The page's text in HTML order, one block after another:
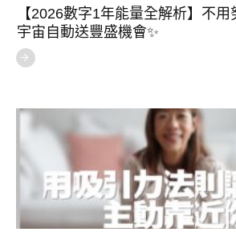
【2026數字1年能量全解析】不用
宇宙自動送豐盛機會✨